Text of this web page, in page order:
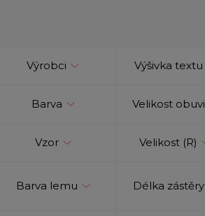
Výrobci Výšivka textu
Barva Velikost obuvi
Vzor Velikost (R)
Barva lemu Délka zástěry